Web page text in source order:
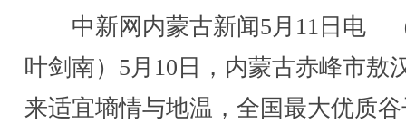
中新网内蒙古新闻5月11日电
叶剑南）5月10日，内蒙古赤峰市敖
来适宜墒情与地温，全国最大优质